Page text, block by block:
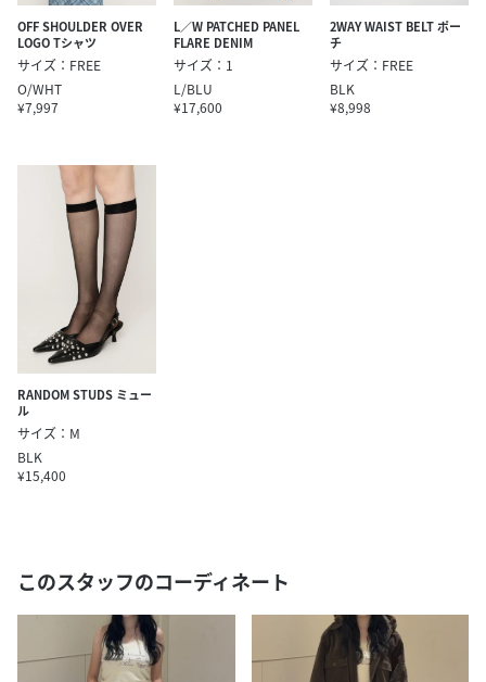
OFF SHOULDER OVER
LOGO Tシャツ
サイズ：FREE
O/WHT
¥7,997
L／W PATCHED PANEL
FLARE DENIM
サイズ：1
L/BLU
¥17,600
2WAY WAIST BELT ポー
チ
サイズ：FREE
BLK
¥8,998
RANDOM STUDS ミュー
ル
サイズ：M
BLK
¥15,400
このスタッフのコーディネート